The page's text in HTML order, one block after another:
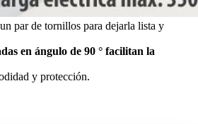
par de tornillos para dejarla lista y
en ángulo de 90 ° facilitan la
y protección.